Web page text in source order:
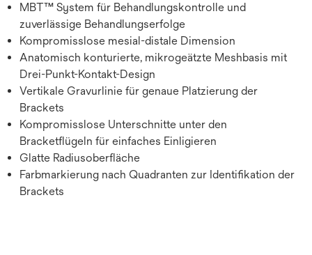
MBT™ System für Behandlungskontrolle und
zuverlässige Behandlungserfolge
Kompromisslose mesial-distale Dimension
Anatomisch konturierte, mikrogeätzte Meshbasis mit
Drei-Punkt-Kontakt-Design
Vertikale Gravurlinie für genaue Platzierung der
Brackets
Kompromisslose Unterschnitte unter den
Bracketflügeln für einfaches Einligieren
Glatte Radiusoberfläche
Farbmarkierung nach Quadranten zur Identifikation der
Brackets